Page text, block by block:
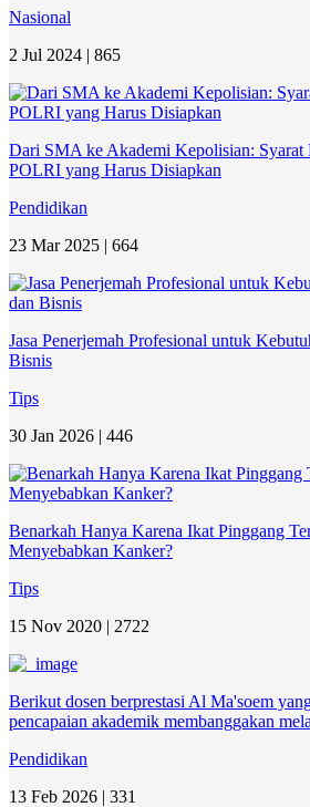
Nasional
2 Jul 2024 | 865
Dari SMA ke Akademi Kepolisian: Syarat
POLRI yang Harus Disiapkan
Pendidikan
23 Mar 2025 | 664
Jasa Penerjemah Profesional untuk
Bisnis
Tips
30 Jan 2026 | 446
Benarkah Hanya Karena Ikat Pinggang
Menyebabkan Kanker?
Tips
15 Nov 2020 | 2722
Berikut dosen berprestasi Al Ma'soem
pencapaian akademik membanggakan
Pendidikan
13 Feb 2026 | 331